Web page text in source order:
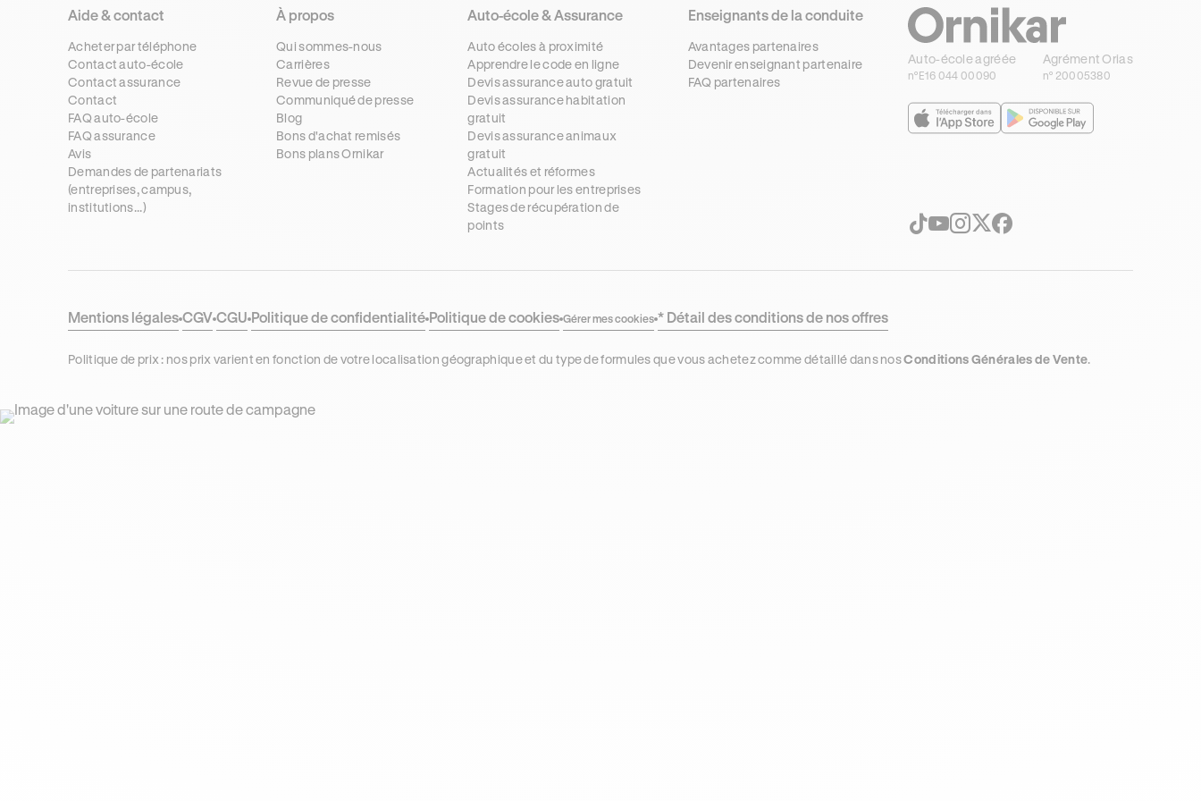
Aide & contact
Acheter par téléphone
Contact auto-école
Contact assurance
Contact
FAQ auto-école
FAQ assurance
Avis
Demandes de partenariats
(entreprises, campus,
institutions...)
À propos
Qui sommes-nous
Carrières
Revue de presse
Communiqué de presse
Blog
Bons d'achat remisés
Bons plans Ornikar
Auto-école & Assurance
Auto écoles à proximité
Apprendre le code en ligne
Devis assurance auto gratuit
Devis assurance habitation
gratuit
Devis assurance animaux
gratuit
Actualités et réformes
Formation pour les entreprises
Stages de récupération de
points
Enseignants de la conduite
Avantages partenaires
Devenir enseignant partenaire
FAQ partenaires
Auto-école agréée
n°E16 044 00090
Agrément Orias
n° 20005380
Mentions légales CGV CGU Politique de confidentialité Politique de cookies Gérer mes cookies * Détail des conditions de nos offres
Politique de prix : nos prix varient en fonction de votre localisation géographique et du type de formules que vous achetez comme détaillé dans nosConditions Générales de Vente.